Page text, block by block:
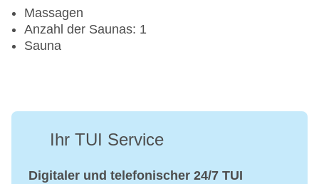
Massagen
Anzahl der Saunas: 1
Sauna
Ihr TUI Service
Digitaler und telefonischer 24/7 TUI